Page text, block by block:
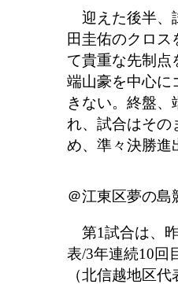
迎えた後半、
田圭佑のクロ
て貴重な先制点
端山豪を中心に
きない。終盤
れ、試合はその
め、準々決勝進
＠江東区夢の島
第1試合は、
表/3年連続10回
（北信越地区